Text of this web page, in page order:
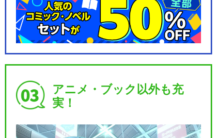
アニメ・ブック以外も充
実！